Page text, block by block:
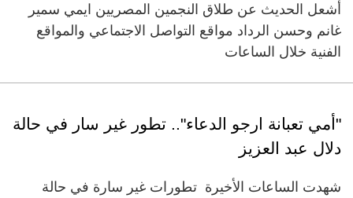
أشعل الحديث عن طلاق النجمين المصريين ايمي سمير
غانم وحسن الرداد مواقع التواصل الاجتماعي والمواقع
الفنية خلال الساعات
"أمي تعبانة ارجو الدعاء".. تطور غير سار في حالة
دلال عبد العزيز
شهدت الساعات الأخيرة تطورات غير سارة في حالة